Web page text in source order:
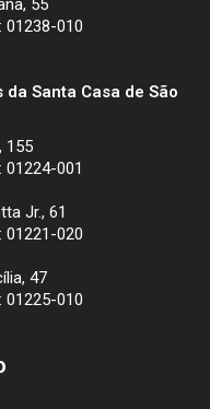
55
01238-010
Santa Casa de São
155
01224-001
Jr., 61
01221-020
47
01225-010